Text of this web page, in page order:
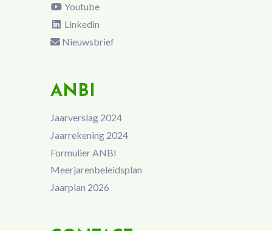
Youtube
Linkedin
Nieuwsbrief
ANBI
Jaarverslag 2024
Jaarrekening 2024
Formulier ANBI
Meerjarenbeleidsplan
Jaarplan 2026